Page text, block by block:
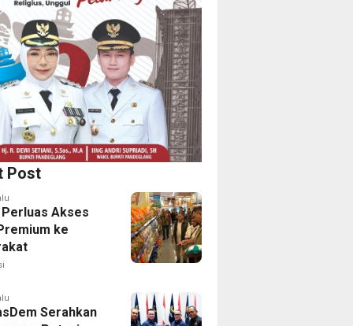
Post
Perluas Akses
ke
Serahkan